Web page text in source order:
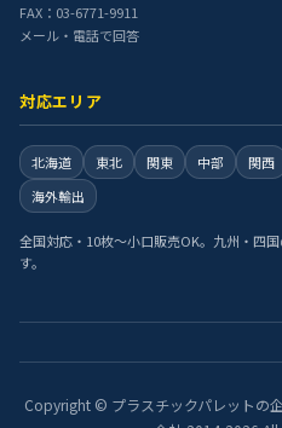
FAX：03-6771-9911
メール・電話で回答
対応エリア
北海道 東北 関東 中部 関西
海外輸出
全国対応・10枚〜小口販売OK。九州・四
す。
Copyright © プラスチックパレットの